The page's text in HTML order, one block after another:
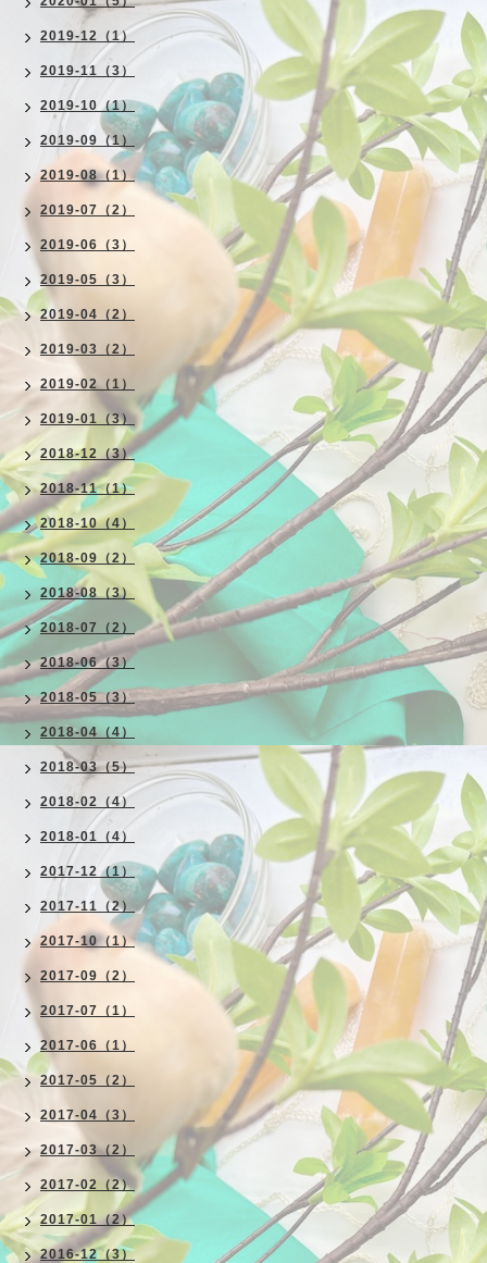
2019-12（1）
2019-11（3）
2019-10（1）
2019-09（1）
2019-08（1）
2019-07（2）
2019-06（3）
2019-05（3）
2019-04（2）
2019-03（2）
2019-02（1）
2019-01（3）
2018-12（3）
2018-11（1）
2018-10（4）
2018-09（2）
2018-08（3）
2018-07（2）
2018-06（3）
2018-05（3）
2018-04（4）
2018-03（5）
2018-02（4）
2018-01（4）
2017-12（1）
2017-11（2）
2017-10（1）
2017-09（2）
2017-07（1）
2017-06（1）
2017-05（2）
2017-04（3）
2017-03（2）
2017-02（2）
2017-01（2）
2016-12（3）